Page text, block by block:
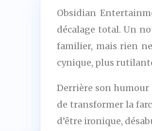
Obsidian
décalage total. Un
familier, mais rien
cynique, plus
Derrière son humour
de transformer la
d’être ironique,